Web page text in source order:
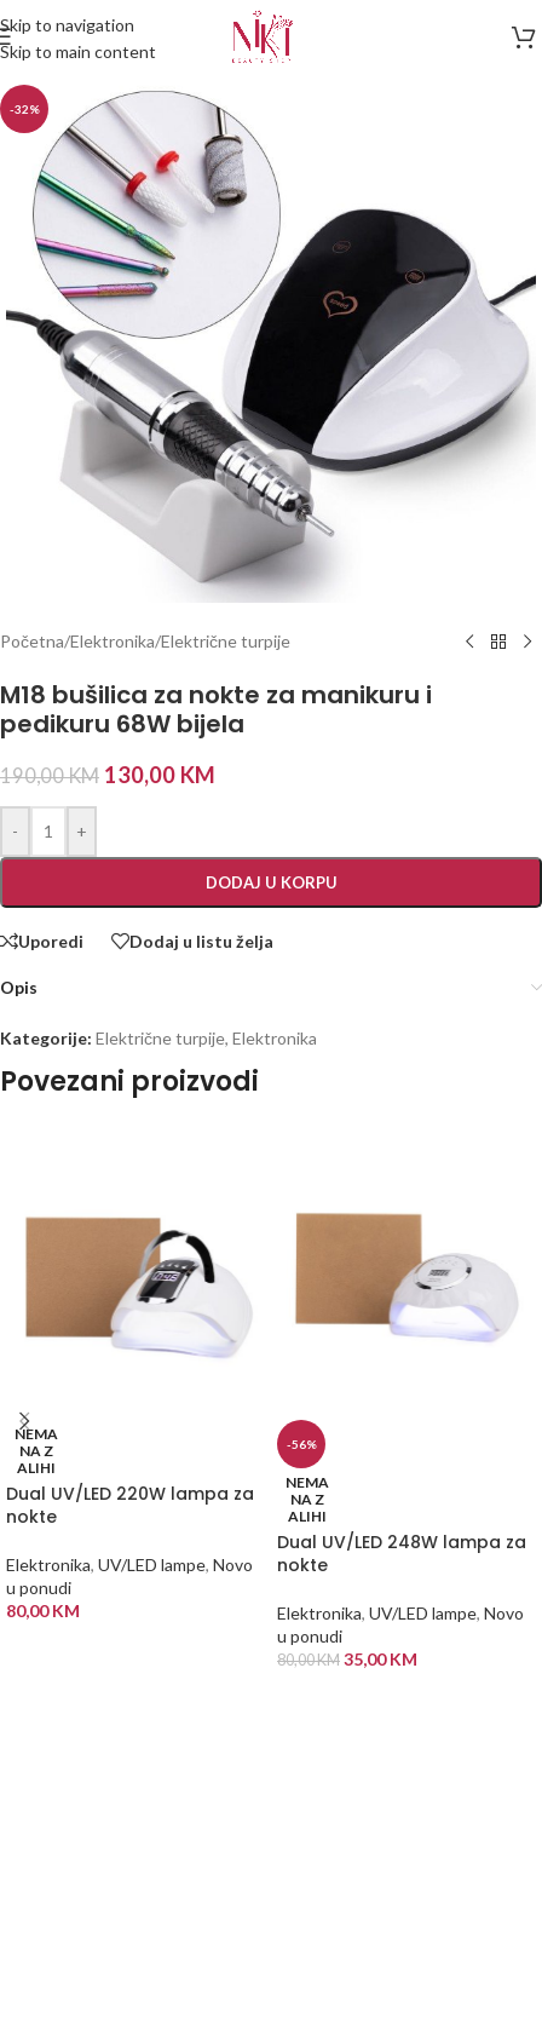
Skip to navigation
Skip to main content
-32%
Početna/Elektronika/Električne turpije
M18 bušilica za nokte za manikuru i
pedikuru 68W bijela
190,00KM 130,00 KM
- +
DODAJ U KORPU
Uporedi Dodaj u listu želja
Opis
Kategorije: Električne turpije, Elektronika
Povezani proizvodi
NEMA
NA Z
ALIHI
Dual UV/LED 220W lampa za
nokte
Elektronika, UV/LED lampe, Novo
u ponudi
80,00KM
-56%
NEMA
NA Z
ALIHI
Dual UV/LED 248W lampa za
nokte
Elektronika, UV/LED lampe, Novo
u ponudi
80,00KM 35,00KM